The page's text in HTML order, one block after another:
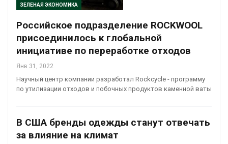
ЗЕЛЕНАЯ ЭКОНОМИКА
Российское подразделение ROCKWOOL
присоединилось к глобальной
инициативе по переработке отходов
Янв 31, 2022
Научный центр компании разработал Rockcycle - программу
по утилизации отходов и побочных продуктов каменной ваты
В США бренды одежды станут отвечать
за влияние на климат